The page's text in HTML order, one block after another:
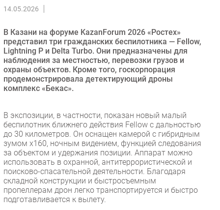
Интеграция
Маркетинг
Торговые сети
Оборудование
ПО
Outsourcing
Регулирование
Финансы
Web
Безопасность
Инновации
CIO/Управление ИТ
Гаджеты
14.05.2026
В Казани на форуме KazanForum 2026 «Ростех»
представил три гражданских беспилотника — Fellow,
Lightning P и Delta Turbo. Они предназначены для
наблюдения за местностью, перевозки грузов и
охраны объектов. Кроме того, госкорпорация
продемонстрировала детектирующий дроны
комплекс «Бекас».
В экспозиции, в частности, показан новый малый
беспилотник ближнего действия Fellow с дальностью
до 30 километров. Он оснащен камерой с гибридным
зумом х160, ночным видением, функцией следования
за объектом и удержания позиции. Аппарат можно
использовать в охранной, антитеррористической и
поисково-спасательной деятельности. Благодаря
складной конструкции и быстросъемным
пропеллерам дрон легко транспортируется и быстро
подготавливается к вылету.